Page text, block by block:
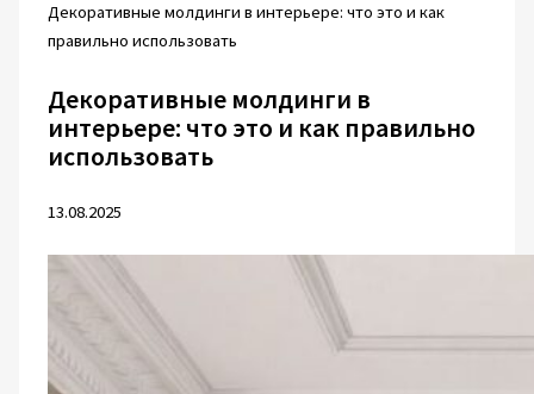
Декоративные молдинги в интерьере: что это и как
правильно использовать
Декоративные молдинги в
интерьере: что это и как правильно
использовать
13.08.2025